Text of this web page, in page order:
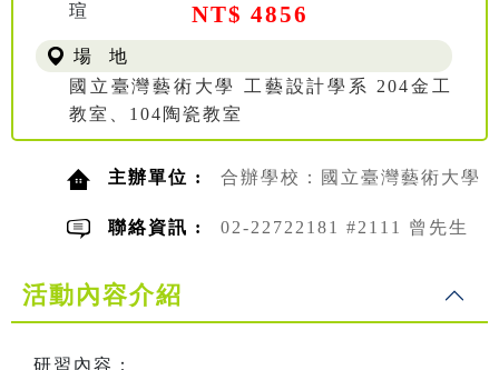
NT$ 4856
瑄
場 地
國立臺灣藝術大學 工藝設計學系 204金工
教室、104陶瓷教室
主辦單位 : 合辦學校：國立臺灣藝術大學
聯絡資訊 : 02-22722181 #2111 曾先生
活動內容介紹
研習內容：